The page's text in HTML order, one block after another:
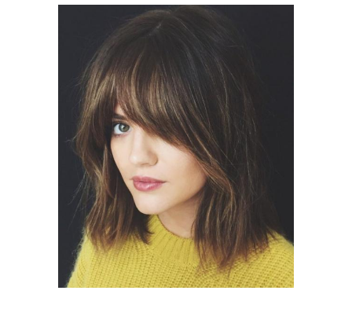
Стрижки для прямых Стрижки на прямые
Стрижки в трендах Стрижка на прямые
Стрижки для тонких
волосы
Женские стрижки